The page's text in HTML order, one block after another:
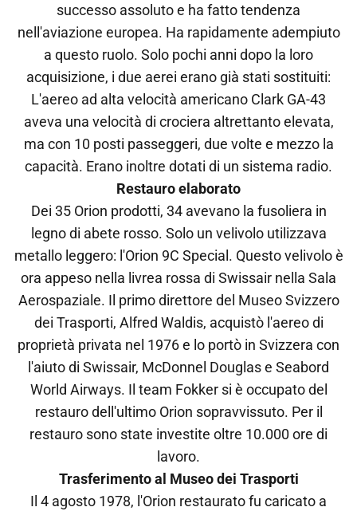
successo assoluto e ha fatto tendenza
nell'aviazione europea. Ha rapidamente adempiuto
a questo ruolo. Solo pochi anni dopo la loro
acquisizione, i due aerei erano già stati sostituiti:
L'aereo ad alta velocità americano Clark GA-43
aveva una velocità di crociera altrettanto elevata,
ma con 10 posti passeggeri, due volte e mezzo la
capacità. Erano inoltre dotati di un sistema radio.
Restauro elaborato
Dei 35 Orion prodotti, 34 avevano la fusoliera in
legno di abete rosso. Solo un velivolo utilizzava
metallo leggero: l'Orion 9C Special. Questo velivolo è
ora appeso nella livrea rossa di Swissair nella Sala
Aerospaziale. Il primo direttore del Museo Svizzero
dei Trasporti, Alfred Waldis, acquistò l'aereo di
proprietà privata nel 1976 e lo portò in Svizzera con
l'aiuto di Swissair, McDonnel Douglas e Seabord
World Airways. Il team Fokker si è occupato del
restauro dell'ultimo Orion sopravvissuto. Per il
restauro sono state investite oltre 10.000 ore di
lavoro.
Trasferimento al Museo dei Trasporti
Il 4 agosto 1978, l'Orion restaurato fu caricato a